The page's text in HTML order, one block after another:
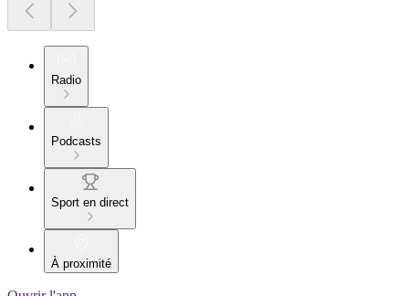
Radio
Podcasts
Sport en direct
À proximité